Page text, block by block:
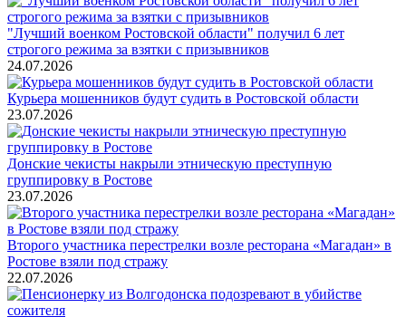
"Лучший военком Ростовской области" получил 6 лет
строгого режима за взятки с призывников
24.07.2026
Курьера мошенников будут судить в Ростовской области
23.07.2026
Донские чекисты накрыли этническую преступную
группировку в Ростове
23.07.2026
Второго участника перестрелки возле ресторана «Магадан» в
Ростове взяли под стражу
22.07.2026